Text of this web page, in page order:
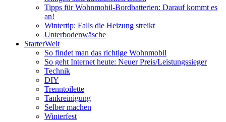
Tipps für Wohnmobil-Bordbatterien: Darauf kommt es
an!
Wintertip: Falls die Heizung streikt
Unterbodenwäsche
StarterWelt
So findet man das richtige Wohnmobil
So geht Internet heute: Neuer Preis/Leistungssieger
Technik
DIY
Trenntoilette
Tankreinigung
Selber machen
Winterfest